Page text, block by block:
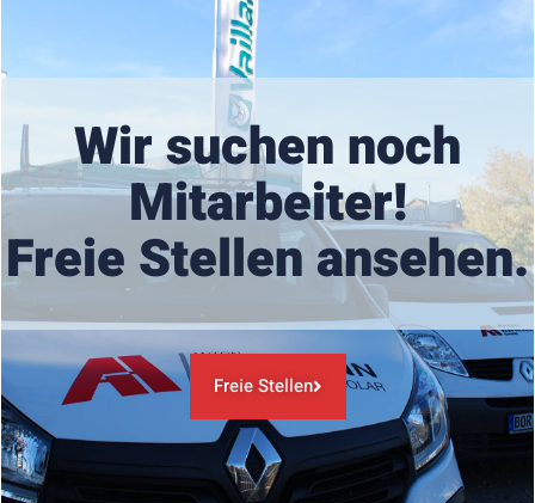
Wir suchen noch
Mitarbeiter!
Freie Stellen ansehen.
Freie Stellen